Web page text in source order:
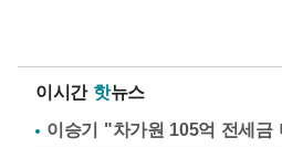
이시간 핫뉴스
이승기 "차가원 105억 전세금